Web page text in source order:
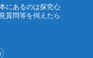
にあるのは探究心
質問等を伺えたら